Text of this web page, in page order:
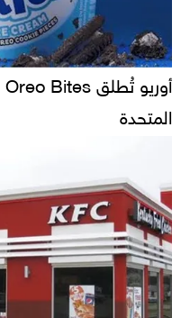
المتحدة